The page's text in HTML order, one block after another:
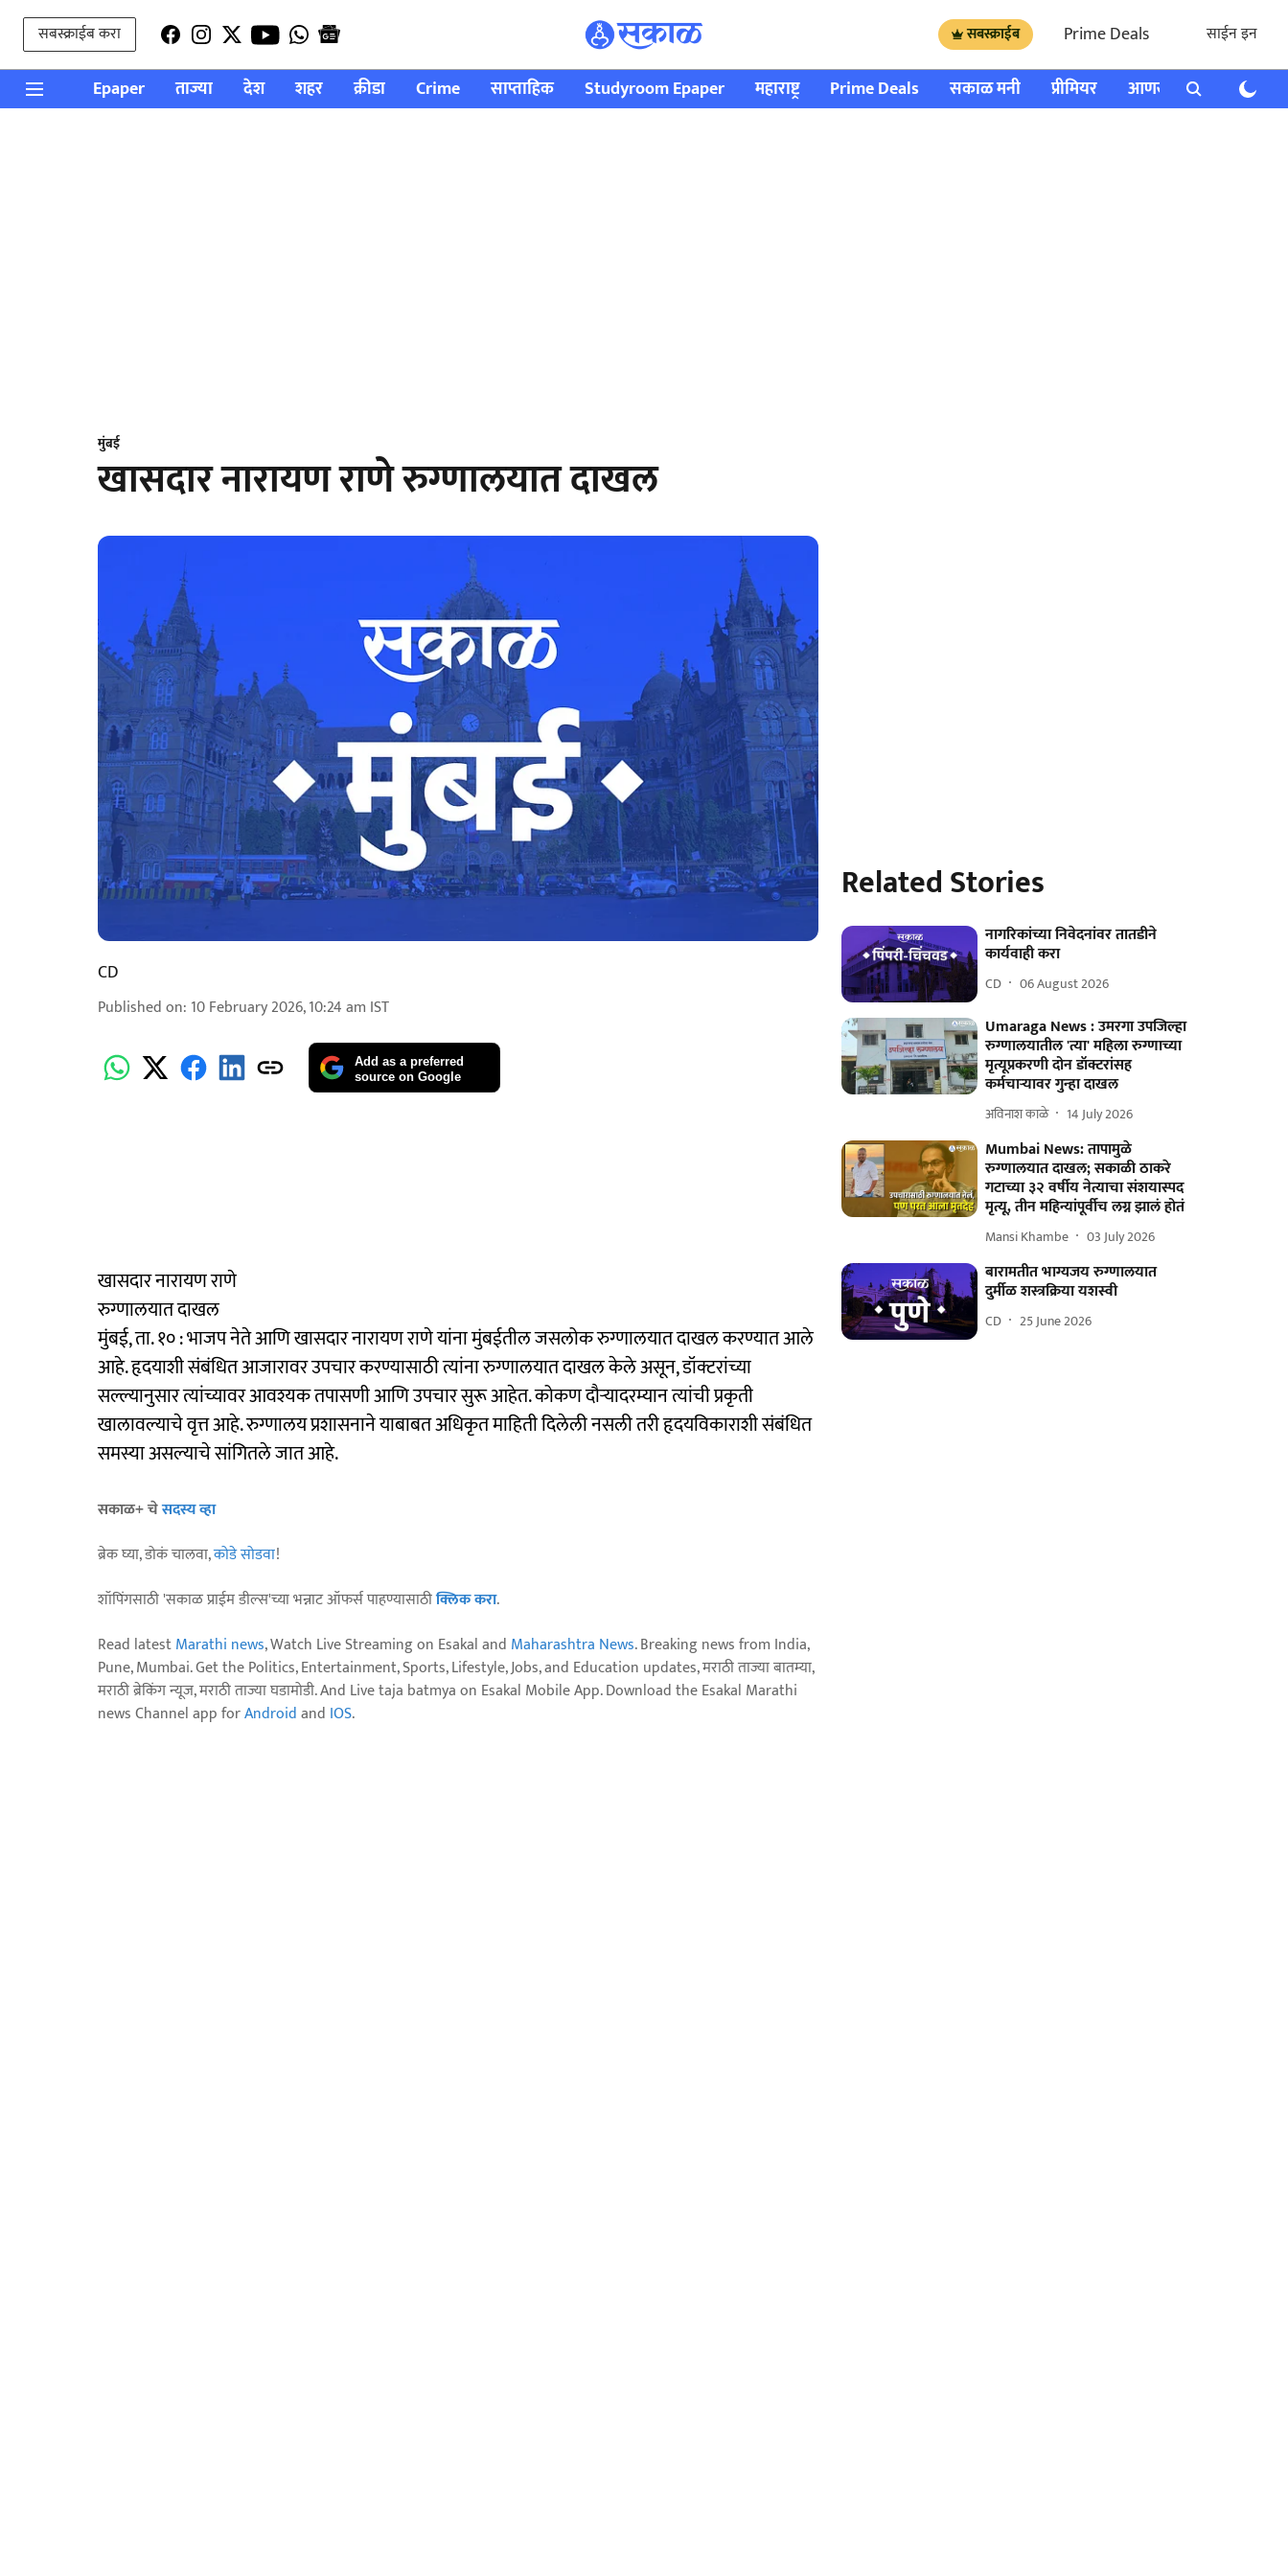
सबस्क्राईब करा सबस्क्राईब Prime Deals साईन इन
Epaper ताज्या देश शहर क्रीडा Crime साप्ताहिक Studyroom Epaper महाराष्ट्र Prime Deals सकाळ मनी प्रीमियर आणखी राशी भविष्य
मुंबई
खासदार नारायण राणे रुग्णालयात दाखल
CD
Published on: 10 February 2026, 10:24 am IST
Add as a preferred
source on Google
खासदार नारायण राणे
रुग्णालयात दाखल
मुंबई, ता. १० : भाजप नेते आणि खासदार नारायण राणे यांना मुंबईतील जसलोक रुग्णालयात दाखल करण्यात आले
आहे. हृदयाशी संबंधित आजारावर उपचार करण्यासाठी त्यांना रुग्णालयात दाखल केले असून, डॉक्टरांच्या
सल्ल्यानुसार त्यांच्यावर आवश्यक तपासणी आणि उपचार सुरू आहेत. कोकण दौऱ्यादरम्यान त्यांची प्रकृती
खालावल्याचे वृत्त आहे. रुग्णालय प्रशासनाने याबाबत अधिकृत माहिती दिलेली नसली तरी हृदयविकाराशी संबंधित
समस्या असल्याचे सांगितले जात आहे.
सकाळ+ चेसदस्य व्हा
ब्रेक घ्या, डोकं चालवा,कोडे सोडवा!
शॉपिंगसाठी 'सकाळ प्राईम डील्स'च्या भन्नाट ऑफर्स पाहण्यासाठीक्लिक करा.
Read latestMarathi news, Watch Live Streaming on Esakal and Maharashtra News. Breaking news from India,
Pune, Mumbai. Get the Politics, Entertainment, Sports, Lifestyle, Jobs, and Education updates, मराठी ताज्या बातम्या,
मराठी ब्रेकिंग न्यूज, मराठी ताज्या घडामोडी. And Live taja batmya on Esakal Mobile App. Download the Esakal Marathi
news Channel app forAndroidand IOS.
Related Stories
नागरिकांच्या निवेदनांवर तातडीने
कार्यवाही करा
CD 06 August 2026
​Umaraga News : उमरगा उपजिल्हा
रुग्णालयातील 'त्या' महिला रुग्णाच्या
मृत्यूप्रकरणी दोन डॉक्टरांसह
कर्मचाऱ्यावर गुन्हा दाखल
अविनाश काळे 14 July 2026
Mumbai News: तापामुळे
रुग्णालयात दाखल; सकाळी ठाकरे
गटाच्या ३२ वर्षीय नेत्याचा संशयास्पद
मृत्यू, तीन महिन्यांपूर्वीच लग्न झालं होतं
Mansi Khambe 03 July 2026
बारामतीत भाग्यजय रुग्णालयात
दुर्मीळ शस्त्रक्रिया यशस्वी
CD 25 June 2026